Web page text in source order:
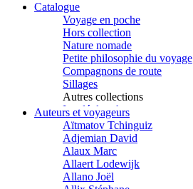
Catalogue
Voyage en poche
Hors collection
Nature nomade
Petite philosophie du voyage
Compagnons de route
Sillages
Autres collections
La clé des champs
Chemins d’étoiles
Visions
Auteurs et voyageurs
Aïtmatov Tchinguiz
Adjemian David
Alaux Marc
Allaert Lodewijk
Allano Joël